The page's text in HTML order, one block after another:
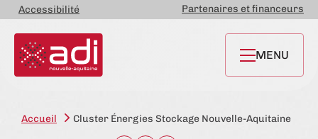
Accessibilité Partenaires et financeurs
MENU
Accueil Cluster Énergies Stockage Nouvelle-Aquitaine